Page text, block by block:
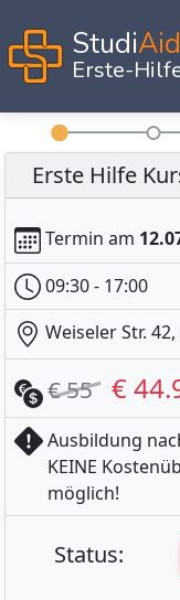
StudiAid
Erste-
Erste Hilfe
Termin am
09:30 - 17:00
Weiseler Str.
€ 55 €
Ausbildung
KEINE
möglich!
Status: